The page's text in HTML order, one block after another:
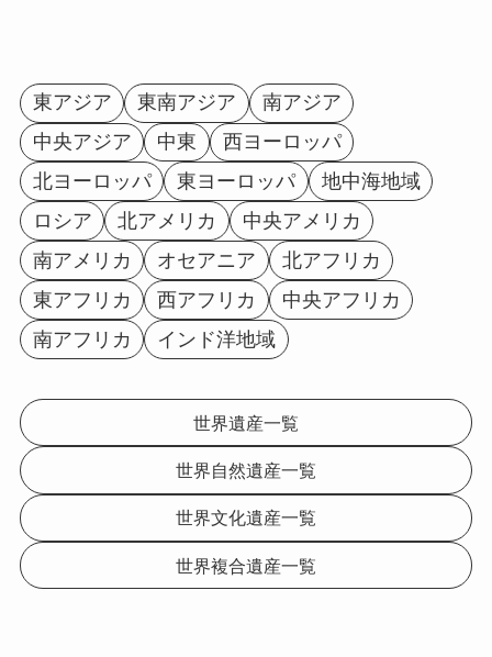
東アジア 東南アジア
南アジア
中央アジア
中東
西ヨーロッパ
北ヨーロッパ
東ヨーロッパ
地中海地域
ロシア
北アメリカ
中央アメリカ
南アメリカ
オセアニア
北アフリカ
東アフリカ
西アフリカ
中央アフリカ
南アフリカ
インド洋地域
世界遺産一覧
世界自然遺産一覧
世界文化遺産一覧
世界複合遺産一覧